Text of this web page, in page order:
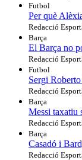
Futbol
Per què
Redacció
Barça
El Barça no
Redacció
Futbol
Sergi
Redacció
Barça
Messi taxatiu
Redacció
Barça
Casadó i
Redacció